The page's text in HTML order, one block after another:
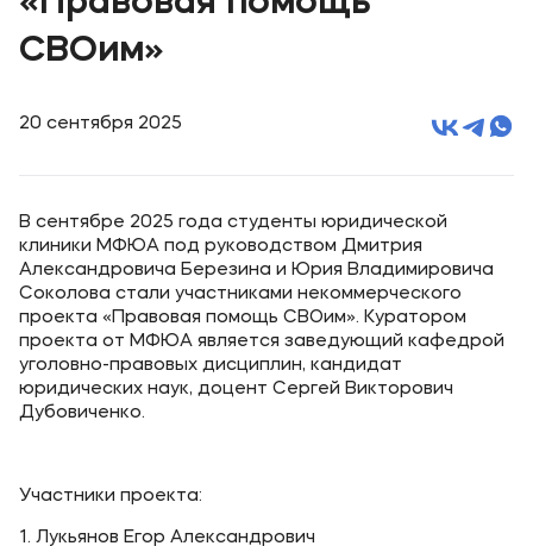
СВОим»
20 сентября 2025
В сентябре 2025 года студенты юридической
клиники МФЮА под руководством Дмитрия
Александровича Березина и Юрия Владимировича
Соколова стали участниками некоммерческого
проекта «Правовая помощь СВОим». Куратором
проекта от МФЮА является заведующий кафедрой
уголовно-правовых дисциплин, кандидат
юридических наук, доцент Сергей Викторович
Дубовиченко.
Участники проекта:
1. Лукьянов Егор Александрович